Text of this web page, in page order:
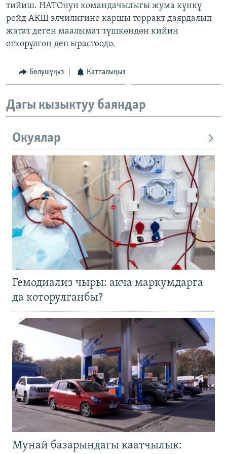
тийиш. НАТОнун командачылыгы жума күнкү
рейд АКШ элчилигине каршы терракт даярдалып
жатат деген маалымат түшкөндөн кийин
өткөрүлгөн деп ырастоодо.
Бөлүшүңүз Катталыңыз
Дагы кызыктуу баяндар
Окуялар
Гемодиализ чыры: акча маркумдарга
да которулганбы?
Мунай базарындагы каатчылык: